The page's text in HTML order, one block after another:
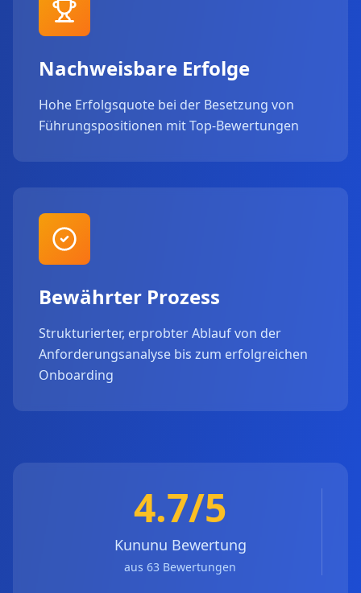
Nachweisbare Erfolge
Hohe Erfolgsquote bei der Besetzung von
Führungspositionen mit Top-Bewertungen
Bewährter Prozess
Strukturierter, erprobter Ablauf von der
Anforderungsanalyse bis zum erfolgreichen
Onboarding
4.7/5
Kununu Bewertung
aus 63 Bewertungen